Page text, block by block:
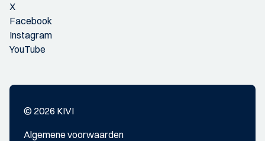
X
Facebook
Instagram
YouTube
© 2026 KIVI
Algemene voorwaarden